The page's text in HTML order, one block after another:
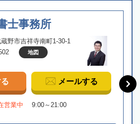
士事務所
野市吉祥寺南町1-30-1
地図
メールする
営業中 9:00～21:00